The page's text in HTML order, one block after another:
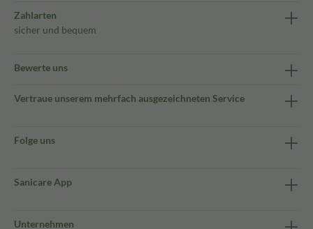
Zahlarten
sicher und bequem
Bewerte uns
Vertraue unserem mehrfach ausgezeichneten Service
Folge uns
Sanicare App
Unternehmen